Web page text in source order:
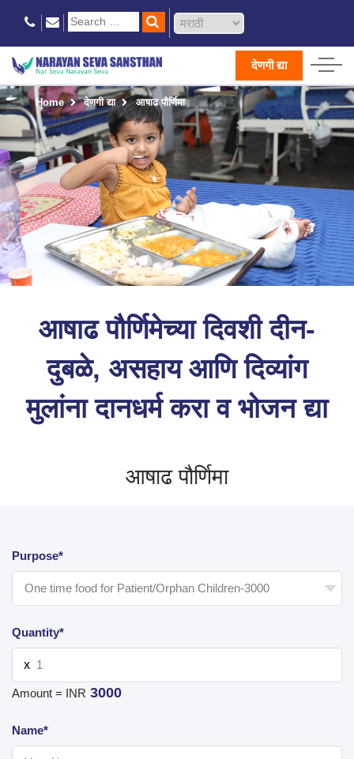
देणगी द्या
Home देणगी द्या आषाढ पौर्णिमा
आषाढ पौर्णिमेच्या दिवशी दीन-
दुबळे, असहाय आणि दिव्यांग
मुलांना दानधर्म करा व भोजन द्या
आषाढ पौर्णिमा
Purpose*
Quantity*
X
Amount = INR 3000
Name*